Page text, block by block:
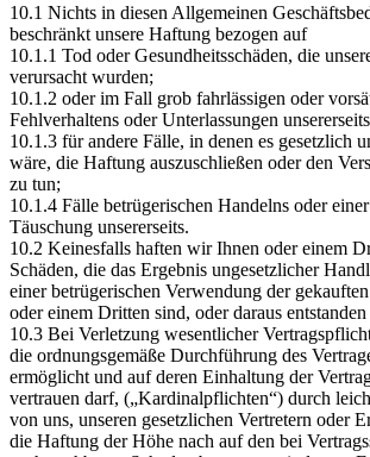
10.1 Nichts in diesen Allgemeinen
beschränkt unsere Haftung bezogen auf
10.1.1 Tod oder Gesundheitsschäden, die
verursacht wurden;
10.1.2 oder im Fall grob fahrlässigen oder
Fehlverhaltens oder Unterlassungen
10.1.3 für andere Fälle, in denen es gesetzlich
wäre, die Haftung auszuschließen oder den
zu tun;
10.1.4 Fälle betrügerischen Handelns oder
Täuschung unsererseits.
10.2 Keinesfalls haften wir Ihnen oder einem
Schäden, die das Ergebnis ungesetzlicher
einer betrügerischen Verwendung der
oder einem Dritten sind, oder daraus entstanden
10.3 Bei Verletzung wesentlicher
die ordnungsgemäße Durchführung des
ermöglicht und auf deren Einhaltung der
vertrauen darf, („Kardinalpflichten“) durch
von uns, unseren gesetzlichen Vertretern oder
die Haftung der Höhe nach auf den bei